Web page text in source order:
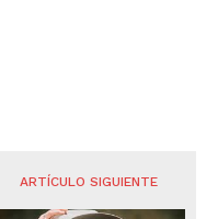
ARTÍCULO SIGUIENTE